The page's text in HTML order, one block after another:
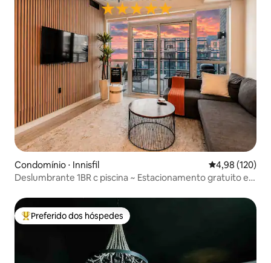
Condomínio ⋅ Innisfil 4,98 de uma
4,98 (120)
Deslumbrante 1BR c piscina ~ Estacionamento gratuito e
Entre os melhores preferidos dos hóspedes
Preferido dos hóspedes